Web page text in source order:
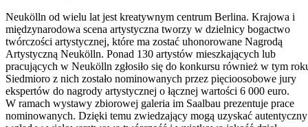
Neukölln od wielu lat jest kreatywnym centrum Berlina. Krajowa i
międzynarodowa scena artystyczna tworzy w dzielnicy bogactwo
twórczości artystycznej, które ma zostać uhonorowane Nagrodą
Artystyczną Neukölln. Ponad 130 artystów mieszkających lub
pracujących w Neukölln zgłosiło się do konkursu również w tym
Siedmioro z nich zostało nominowanych przez pięcioosobowe jury
ekspertów do nagrody artystycznej o łącznej wartości 6 000 euro.
W ramach wystawy zbiorowej galeria im Saalbau prezentuje prace
nominowanych. Dzięki temu zwiedzający mogą uzyskać autentyczny